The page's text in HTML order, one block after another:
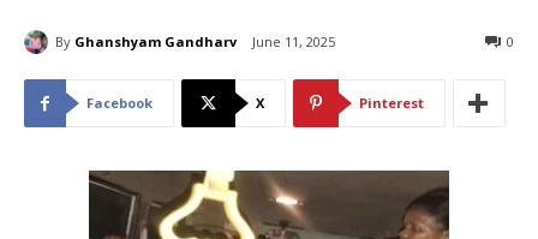
By Ghanshyam Gandharv June 11, 2025 0
Facebook X Pinterest